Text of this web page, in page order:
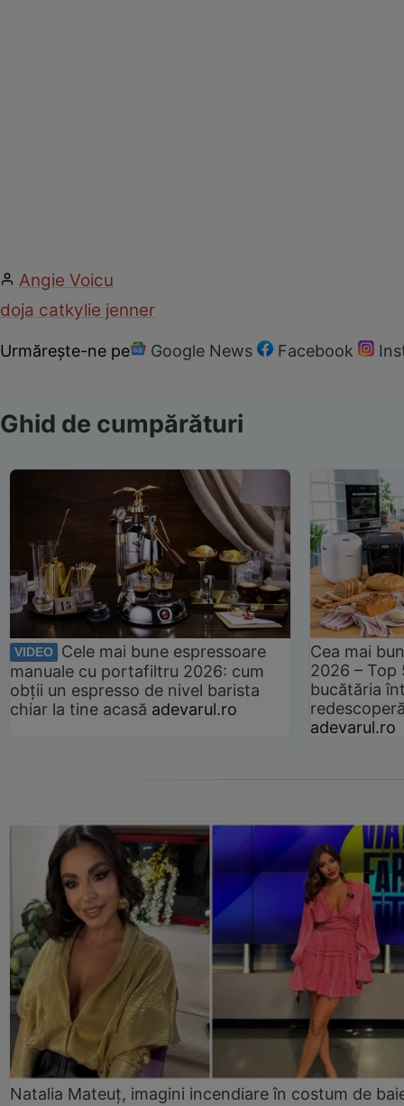
Angie Voicu
doja catkylie jenner
Urmărește-ne pe Google News Facebook
Ghid de cumpărături
VIDEO
Cele mai bune espressoare
manuale cu portafiltru 2026: cum
obții un espresso de nivel barista
chiar la tine acasă adevarul.ro
Cea mai
2026 –
bucătăria
adevarul.ro
Natalia Mateuț, imagini incendiare în costum de